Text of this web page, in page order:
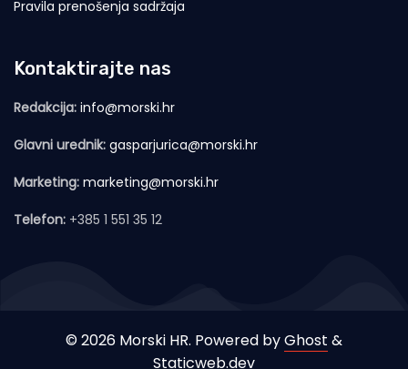
Pravila prenošenja sadržaja
Kontaktirajte nas
Redakcija: info@morski.hr
Glavni urednik: gasparjurica@morski.hr
Marketing: marketing@morski.hr
Telefon: +385 1 551 35 12
© 2026 Morski HR. Powered byGhost &
Staticweb.dev